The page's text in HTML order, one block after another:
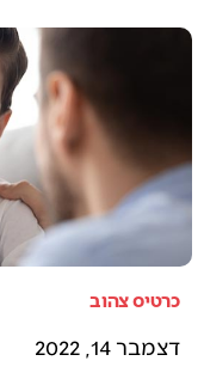
כרטיס צהוב
דצמבר 14, 2022